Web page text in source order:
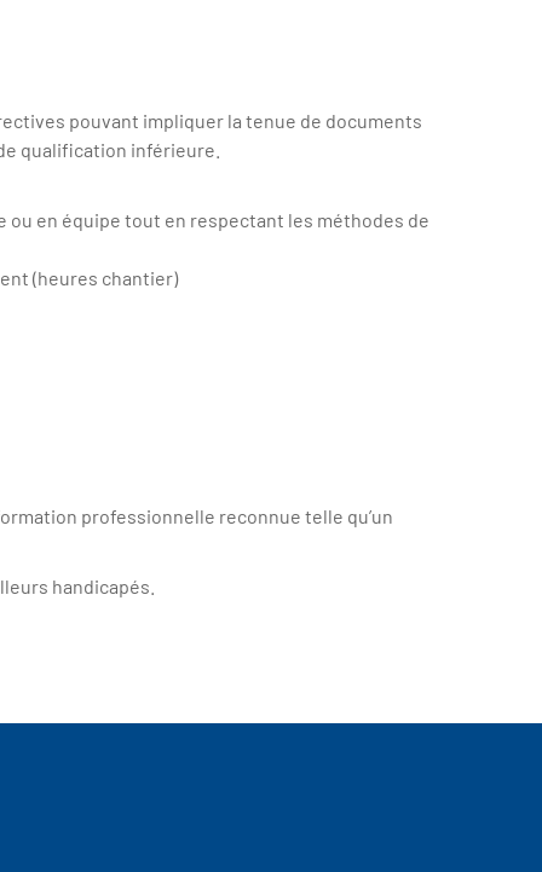
pouvant impliquer la tenue de documents
qualification inférieure.
ou en équipe tout en respectant les méthodes de
(heures chantier)
professionnelle reconnue telle qu’un
handicapés.